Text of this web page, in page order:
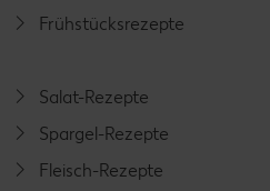
Frühstücksrezepte
Salat-Rezepte
Spargel-Rezepte
Fleisch-Rezepte